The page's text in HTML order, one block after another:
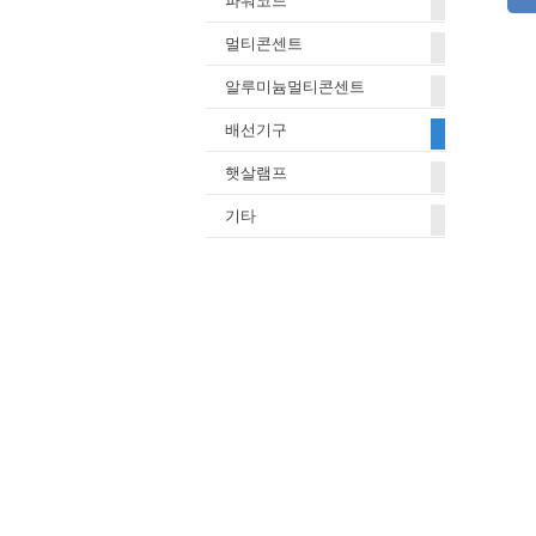
멀티콘센트
알루미늄멀티콘센트
배선기구
햇살램프
기타